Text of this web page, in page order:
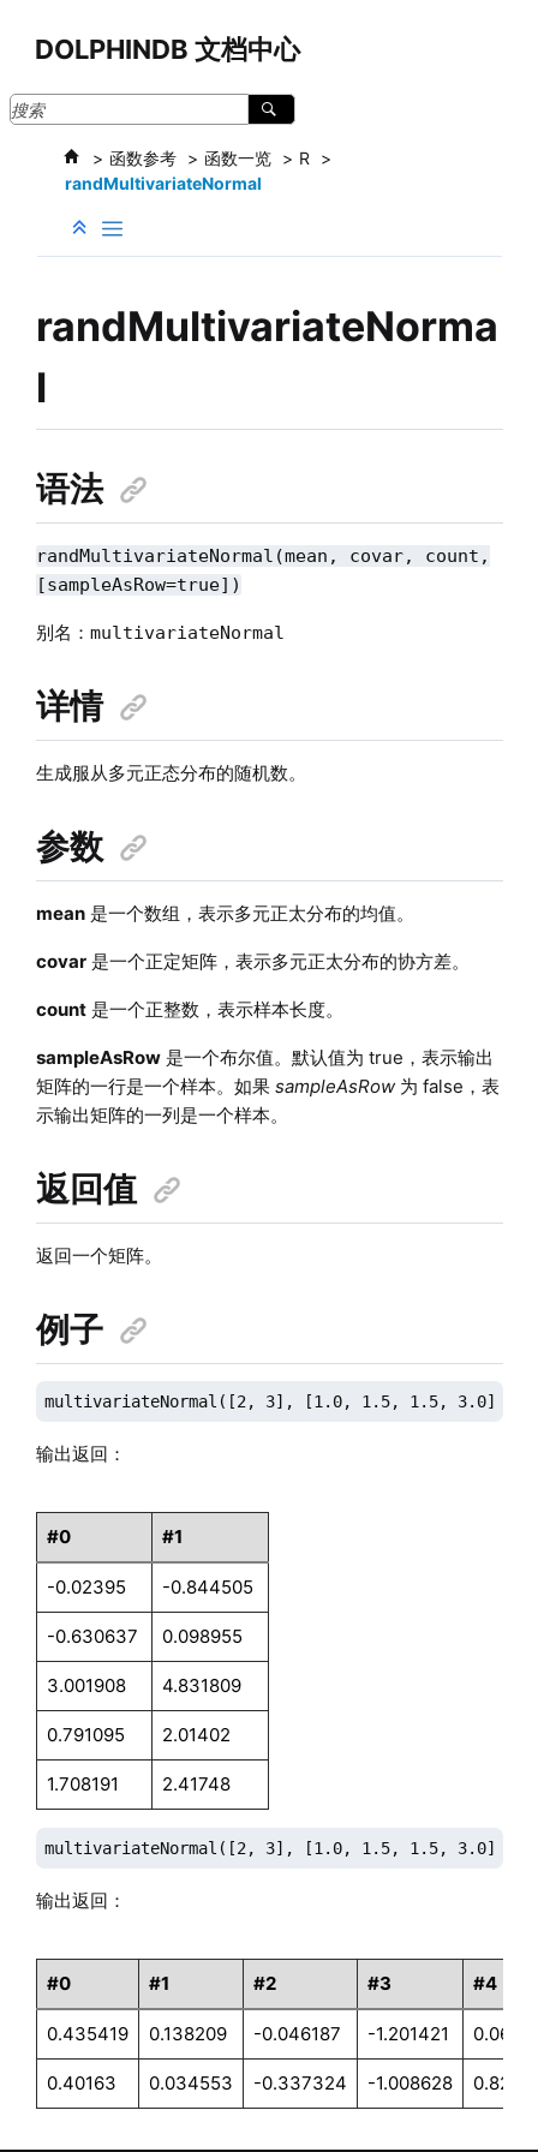
DOLPHINDB 文档中心
函数参考 函数一览
R
randMultivariateNormal
randMultivariateNorma
l
语法
randMultivariateNormal(mean, covar, count,
[sampleAsRow=true])
别名： multivariateNormal
详情
生成服从多元正态分布的随机数。
参数
mean是一个数组，表示多元正太分布的均值。
covar是一个正定矩阵，表示多元正太分布的协方差。
count是一个正整数，表示样本长度。
sampleAsRow是一个布尔值。默认值为 true，表示输出
矩阵的一行是一个样本。如果 sampleAsRow为 false，表
示输出矩阵的一列是一个样本。
返回值
返回一个矩阵。
例子
multivariateNormal([2, 3], [1.0, 1.5, 1.5,
输出返回：
#0 #1
-0.02395 -0.844505
-0.630637 0.098955
3.001908 4.831809
0.791095 2.01402
1.708191 2.41748
multivariateNormal([2, 3], [1.0, 1.5, 1.5,
输出返回：
#0 #1 #2 #3 #4
0.435419 0.138209 -0.046187 -1.201421
0.40163 0.034553 -0.337324 -1.008628